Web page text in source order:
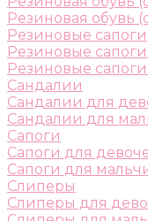
Резиновая обувь
Резиновые сапоги
Резиновые
Резиновые
Сандалии
Сандалии для
Сандалии для
Сапоги
Сапоги для
Сапоги для
Слиперы
Слиперы для